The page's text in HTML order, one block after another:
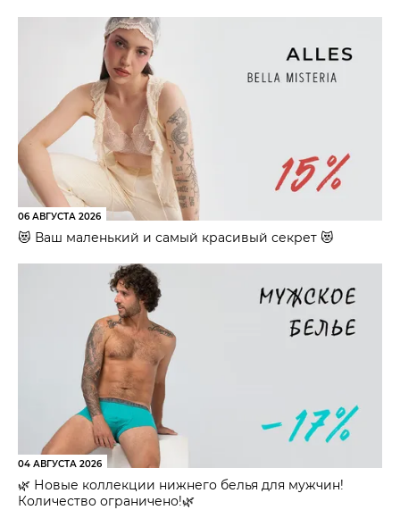
06 АВГУСТА 2026
😻 Ваш маленький и самый красивый секрет 😻
04 АВГУСТА 2026
🌿 Новые коллекции нижнего белья для мужчин!
Количество ограничено!🌿